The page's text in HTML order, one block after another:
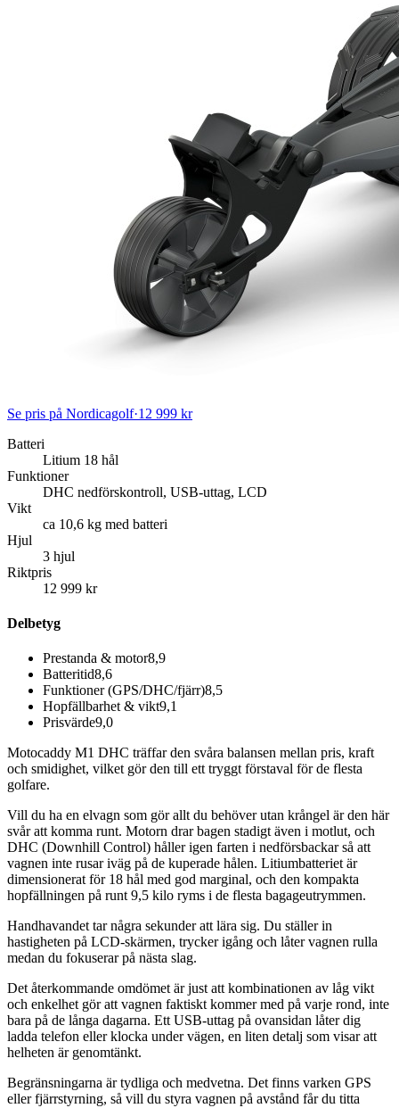
Se pris på Nordicagolf·12 999 kr
Batteri
Litium 18 hål
Funktioner
DHC nedförskontroll, USB-uttag, LCD
Vikt
ca 10,6 kg med batteri
Hjul
3 hjul
Riktpris
12 999 kr
Delbetyg
Prestanda & motor8,9
Batteritid8,6
Funktioner (GPS/DHC/fjärr)8,5
Hopfällbarhet & vikt9,1
Prisvärde9,0
Motocaddy M1 DHC träffar den svåra balansen mellan pris, kraft
och smidighet, vilket gör den till ett tryggt förstaval för de flesta
golfare.
Vill du ha en elvagn som gör allt du behöver utan krångel är den här
svår att komma runt. Motorn drar bagen stadigt även i motlut, och
DHC (Downhill Control) håller igen farten i nedförsbackar så att
vagnen inte rusar iväg på de kuperade hålen. Litiumbatteriet är
dimensionerat för 18 hål med god marginal, och den kompakta
hopfällningen på runt 9,5 kilo ryms i de flesta bagageutrymmen.
Handhavandet tar några sekunder att lära sig. Du ställer in
hastigheten på LCD-skärmen, trycker igång och låter vagnen rulla
medan du fokuserar på nästa slag.
Det återkommande omdömet är just att kombinationen av låg vikt
och enkelhet gör att vagnen faktiskt kommer med på varje rond, inte
bara på de långa dagarna. Ett USB-uttag på ovansidan låter dig
ladda telefon eller klocka under vägen, en liten detalj som visar att
helheten är genomtänkt.
Begränsningarna är tydliga och medvetna. Det finns varken GPS
eller fjärrstyrning, så vill du styra vagnen på avstånd får du titta